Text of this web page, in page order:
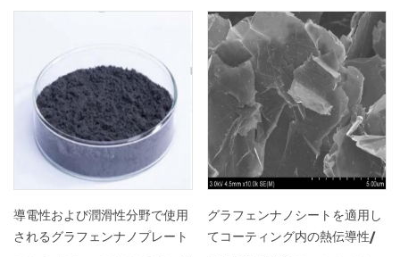
функционалды нано
материалдар және ол көптеген
салаларда кеңінен қолданылады.
く、最も安価なタイプのフラー
レンです。新しいタイプの炭素
材料であるフラーレンは、その
独特のケージ構造により、超伝
導、太陽電池、触媒、光学、ポ
リマー材料、生物学において優
れた性能を示しており、幅広い
開発の見通しがあります。
Hongwu Nano は工場価格の
C60 フラーレン粉末を提供して
おり、サンプル注文とバッチ注
導電性および潤滑性分野で使用
されるグラフェンナノプレート
グラフェンナノシートを適用し
てコーティング内の熱伝導性/